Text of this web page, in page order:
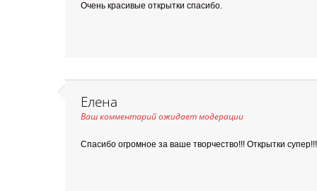
Очень красивые открытки спасибо.
Елена
Ваш комментарий ожидает модерации
Спасибо огромное за ваше творчество!!! Открытки